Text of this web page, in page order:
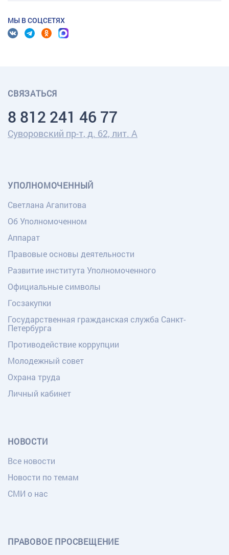
МЫ В СОЦСЕТЯХ
СВЯЗАТЬСЯ
8 812 241 46 77
Суворовский пр-т, д. 62, лит. А
УПОЛНОМОЧЕННЫЙ
Светлана Агапитова
Об Уполномоченном
Аппарат
Правовые основы деятельности
Развитие института Уполномоченного
Официальные символы
Госзакупки
Государственная гражданская служба Санкт-
Петербурга
Противодействие коррупции
Молодежный совет
Охрана труда
Личный кабинет
НОВОСТИ
Все новости
Новости по темам
СМИ о нас
ПРАВОВОЕ ПРОСВЕЩЕНИЕ